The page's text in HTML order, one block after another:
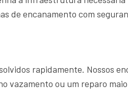
de encanamento com
rapidamente. Nossos
vazamento ou um reparo